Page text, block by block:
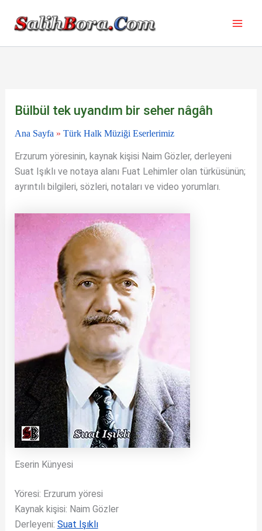
Bülbül tek uyandım bir seher nâgâh
Ana Sayfa » Türk Halk Müziği Eserlerimiz
Erzurum yöresinin, kaynak kişisi Naim Gözler, derleyeni
Suat Işıklı ve notaya alanı Fuat Lehimler olan türküsünün;
ayrıntılı bilgileri, sözleri, notaları ve video yorumları.
Eserin Künyesi
Yöresi: Erzurum yöresi
Kaynak kişisi: Naim Gözler
Derleyeni: Suat Işıklı